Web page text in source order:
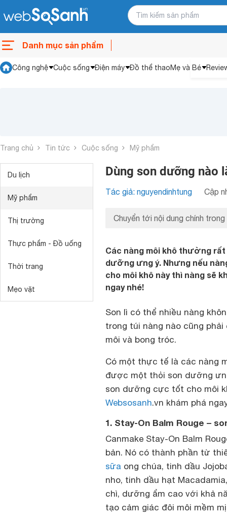
Danh mục sản phẩm
Công nghệ Cuộc sống Điện máy Đồ thể thaoMẹ và Bé
Trang chủ Tin tức Cuộc sống Mỹ phẩm
Du lịch
Mỹ phẩm
Thị trường
Thực phẩm - Đồ uống
Thời trang
Mẹo vặt
Dùng son dưỡng nào
Tác giả: nguyendinhtung Cập
Chuyển tới nội dung chính trong
Các nàng môi khô thường
dưỡng ưng ý. Nhưng nếu
cho môi khô này thì nàng sẽ
ngay nhé!
Son lì có thể nhiều nàng
trong túi nàng nào cũng
môi và bong tróc.
Có một thực tế là các nàng
được một thỏi son dưỡng
son dưỡng cực tốt cho môi
Websosanh.vn khám phá
1. Stay-On Balm Rouge –
Canmake Stay-On Balm
bản. Nó có thành phần từ
sữa ong chúa, tinh dầu
nho, tinh dầu hạt
chì, dưỡng ẩm cao với khả
tạo cảm giác đôi môi mềm